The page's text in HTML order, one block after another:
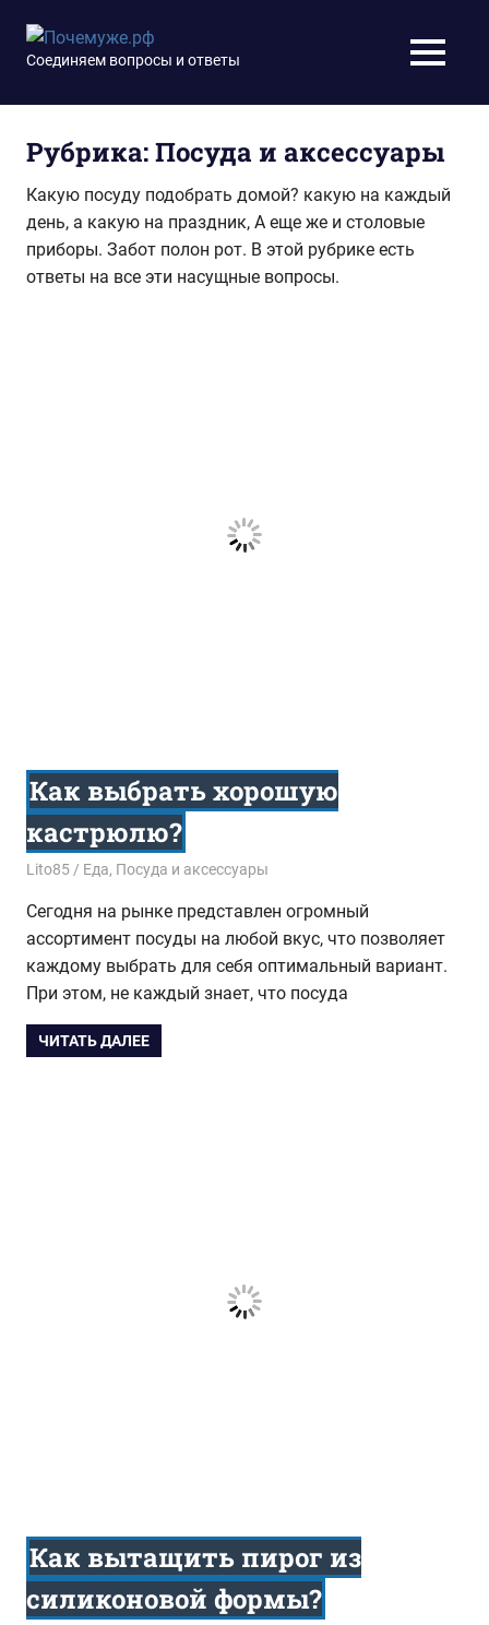
содержимому
Почемуже.рф
Соединяем вопросы и ответы МЕНЮ
Рубрика:Посуда и аксессуары
Какую посуду подобрать домой? какую на каждый
день, а какую на праздник, А еще же и столовые
приборы. Забот полон рот. В этой рубрике есть
ответы на все эти насущные вопросы.
Как выбрать хорошую
кастрюлю?
16.12.2022
Lito85 Еда, Посуда и аксессуары
Сегодня на рынке представлен огромный
ассортимент посуды на любой вкус, что позволяет
каждому выбрать для себя оптимальный вариант.
При этом, не каждый знает, что посуда
ЧИТАТЬ ДАЛЕЕ
Как вытащить пирог из
силиконовой формы?